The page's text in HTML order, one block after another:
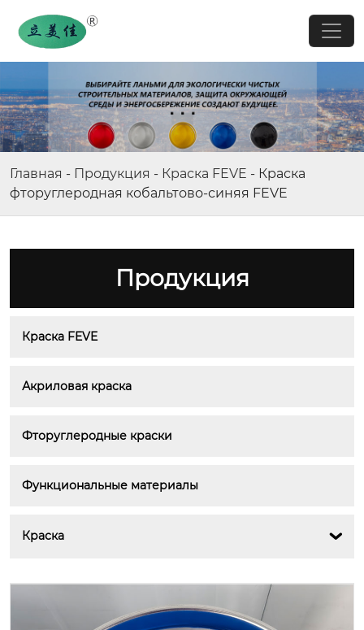
Главная - Продукция - Краска FEVE - Краска
фторуглеродная кобальтово-синяя FEVE
Продукция
Краска FEVE
Акриловая краска
Фторуглеродные краски
Функциональные материалы
Краска 